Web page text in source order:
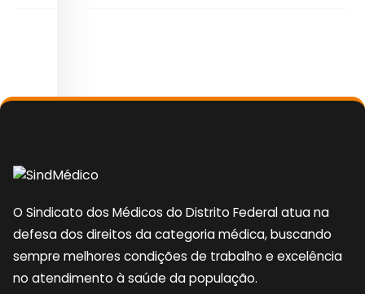
O Sindicato dos Médicos do Distrito Federal atua na
defesa dos direitos da categoria médica, buscando
sempre melhores condições de trabalho e excelência
no atendimento à saúde da população.